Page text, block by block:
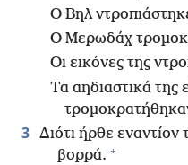
Ο Βηλ
Ο Μερωδάχ
Οι εικόνες της
Τα αηδιαστικά της
3 Διότι ήρθε
βορρά. +